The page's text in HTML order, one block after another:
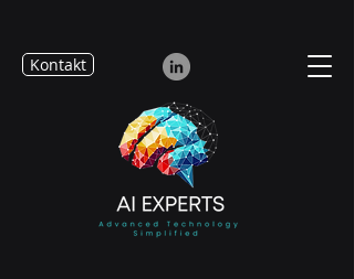
Kontakt